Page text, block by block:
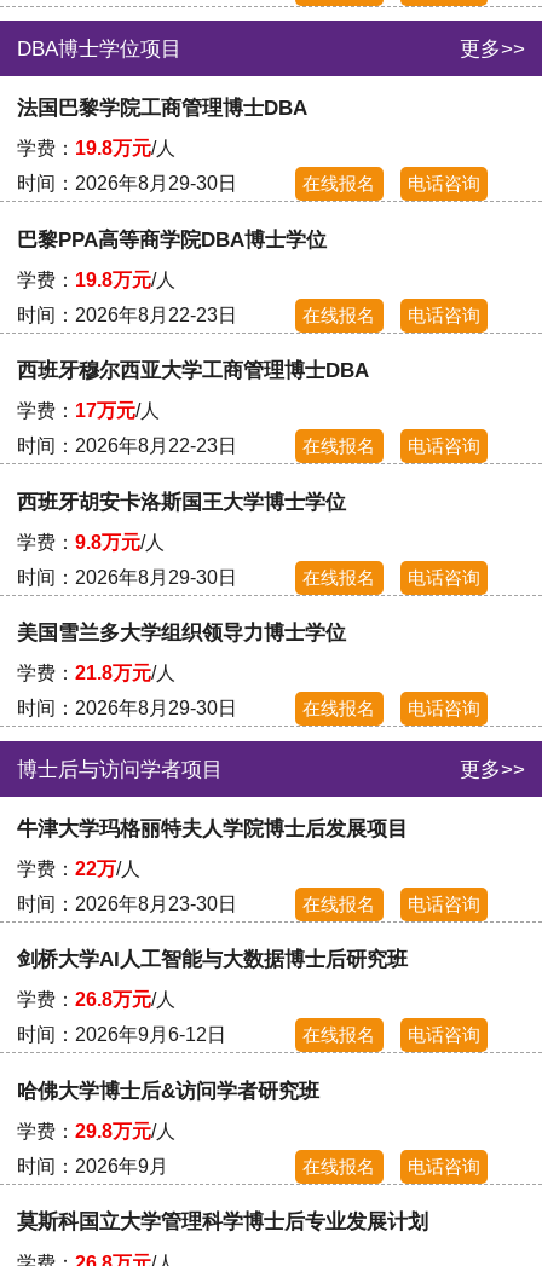
DBA博士学位项目 更多>>
法国巴黎学院工商管理博士DBA
学费： 19.8万元/人
时间：2026年8月29-30日
在线报名 电话咨询
巴黎PPA高等商学院DBA博士学位
学费： 19.8万元/人
时间：2026年8月22-23日
在线报名 电话咨询
西班牙穆尔西亚大学工商管理博士DBA
学费： 17万元/人
时间：2026年8月22-23日
在线报名 电话咨询
西班牙胡安卡洛斯国王大学博士学位
学费：9.8万元/人
时间：2026年8月29-30日
在线报名 电话咨询
美国雪兰多大学组织领导力博士学位
学费：21.8万元/人
时间：2026年8月29-30日
在线报名 电话咨询
博士后与访问学者项目 更多>>
牛津大学玛格丽特夫人学院博士后发展项目
学费：22万/人
时间：2026年8月23-30日
在线报名 电话咨询
剑桥大学AI人工智能与大数据博士后研究班
学费：26.8万元/人
时间：2026年9月6-12日
在线报名 电话咨询
哈佛大学博士后&访问学者研究班
学费：29.8万元/人
时间：2026年9月
在线报名 电话咨询
莫斯科国立大学管理科学博士后专业发展计划